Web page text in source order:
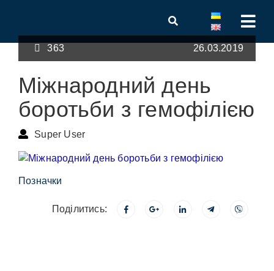
363 26.03.2019
Міжнародний день
боротьби з гемофілією
Super User
Позначки
Поділитись: